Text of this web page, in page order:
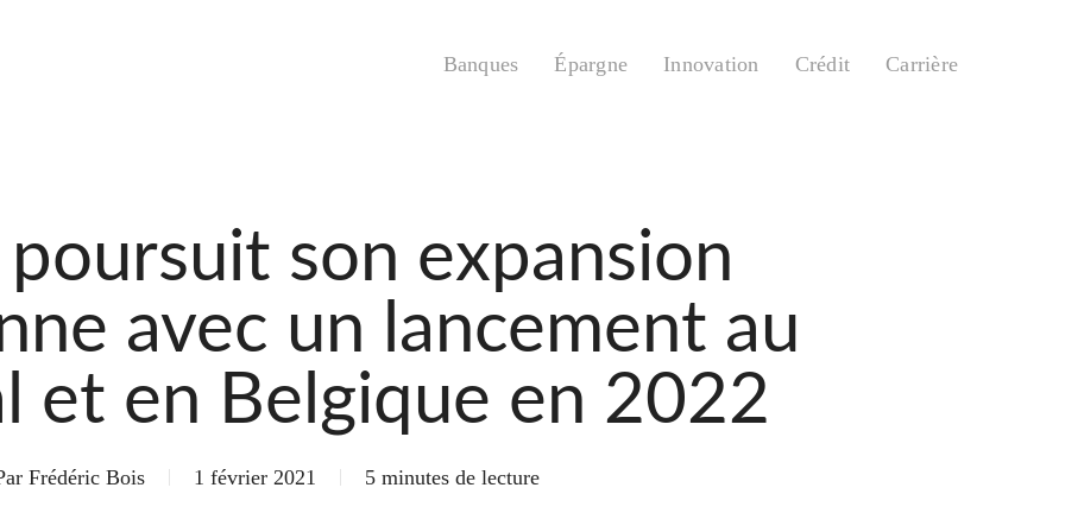
Banques Épargne Innovation Crédit Carrière
poursuit son expansion
avec un lancement au
et en Belgique en 2022
Frédéric Bois 1 février 2021 5 minutes de lecture